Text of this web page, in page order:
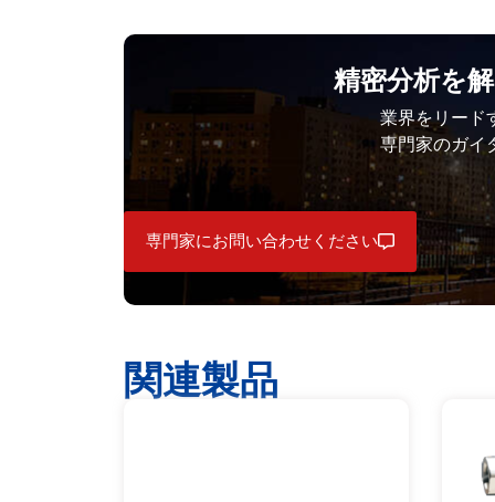
精密分析を
業界をリード
専門家のガイ
専門家にお問い合わせください
関連製品